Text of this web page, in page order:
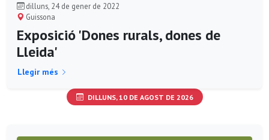
dilluns, 24 de gener de 2022
Guissona
Exposició 'Dones rurals, dones de
Lleida'
Llegir més
DILLUNS, 10 DE AGOST DE 2026